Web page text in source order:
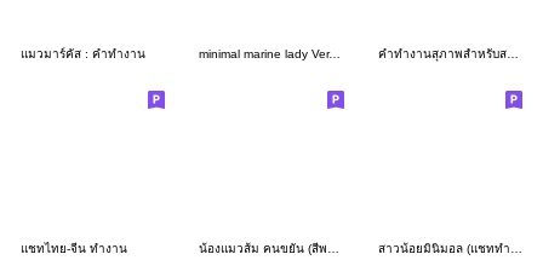
แมวมาร์คัส : คำทำงาน minimal marine lady Ver.ทำงานกันเถอะ คำทำงานสุภาพสำหรับสาวออฟฟิศ
แชทไทย-จีน ทำงาน